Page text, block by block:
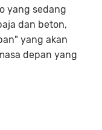
yang sedang
dan beton,
yang akan
depan yang